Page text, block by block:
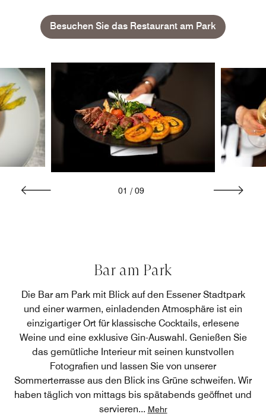
Besuchen Sie das Restaurant am Park
01 / 09
Bar am Park
Die Bar am Park mit Blick auf den Essener Stadtpark
und einer warmen, einladenden Atmosphäre ist ein
einzigartiger Ort für klassische Cocktails, erlesene
Weine und eine exklusive Gin-Auswahl. Genießen Sie
das gemütliche Interieur mit seinen kunstvollen
Fotografien und lassen Sie von unserer
Sommerterrasse aus den Blick ins Grüne schweifen. Wir
haben täglich von mittags bis spätabends geöffnet und
servieren... Mehr